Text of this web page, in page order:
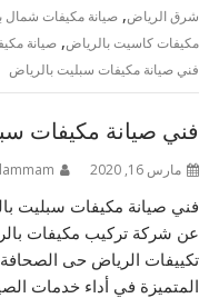
شرق الرياض,صيانة مكيفات شمال
مكيفات كاسيت بالرياض,صيانة
فني صيانة مكيفات سبليت بالرياض
فني صيانة مكيفات سبليت
مارس 16, 2020
فني صيانة مكيفات سبليت
عن شركة تركيب مكيفات
تكييفات الرياض حى
المتميزة في أداء خدمات